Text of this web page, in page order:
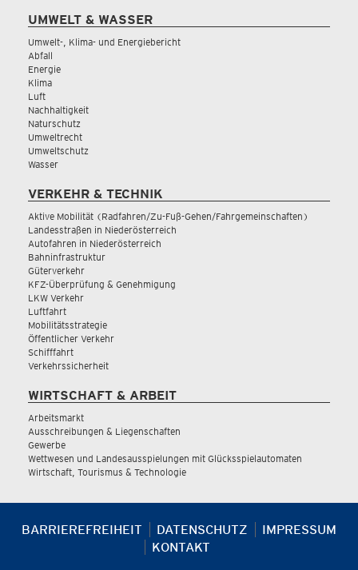
UMWELT & WASSER
Umwelt-, Klima- und Energiebericht
Abfall
Energie
Klima
Luft
Nachhaltigkeit
Naturschutz
Umweltrecht
Umweltschutz
Wasser
VERKEHR & TECHNIK
Aktive Mobilität (Radfahren/Zu-Fuß-Gehen/Fahrgemeinschaften)
Landesstraßen in Niederösterreich
Autofahren in Niederösterreich
Bahninfrastruktur
Güterverkehr
KFZ-Überprüfung & Genehmigung
LKW Verkehr
Luftfahrt
Mobilitätsstrategie
Öffentlicher Verkehr
Schifffahrt
Verkehrssicherheit
WIRTSCHAFT & ARBEIT
Arbeitsmarkt
Ausschreibungen & Liegenschaften
Gewerbe
Wettwesen und Landesausspielungen mit Glücksspielautomaten
Wirtschaft, Tourismus & Technologie
BARRIEREFREIHEIT DATENSCHUTZ
IMPRESSUM
KONTAKT